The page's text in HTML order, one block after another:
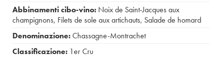
Abbinamenti cibo-vino: Noix de Saint-Jacques aux
champignons, Filets de sole aux artichauts, Salade de homard
Denominazione:Chassagne-Montrachet
Classificazione: 1er Cru